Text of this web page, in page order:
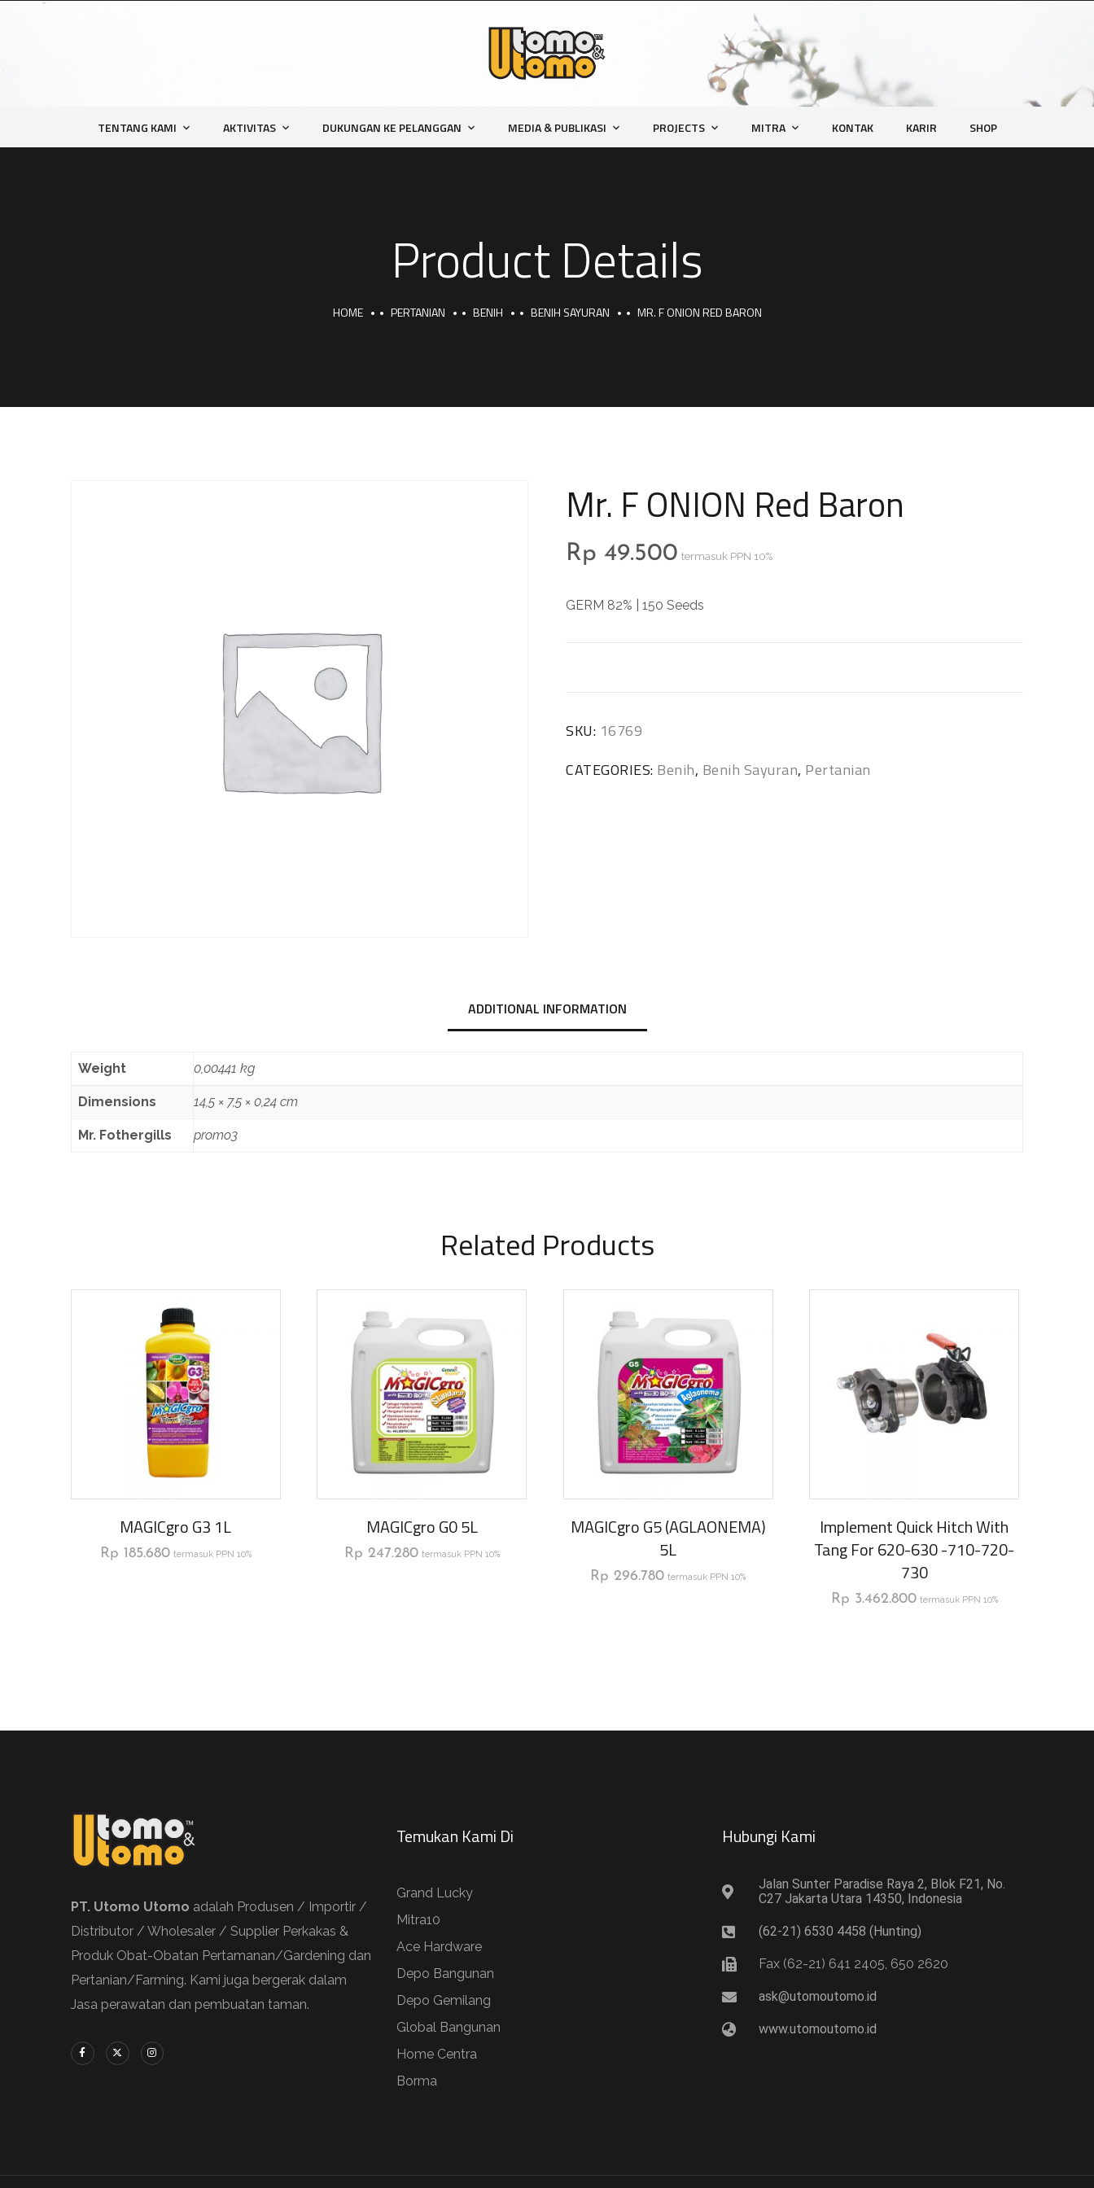
TENTANG KAMI AKTIVITAS DUKUNGAN KE PELANGGAN MEDIA & PUBLIKASI PROJECTS MITRA KONTAK KARIR SHOP
Product Details
HOME PERTANIAN BENIH BENIH SAYURAN MR. F ONION RED BARON
Mr. F ONION Red Baron
Rp 49.500 termasuk PPN 10%
GERM 82% | 150 Seeds
SKU: 16769
CATEGORIES: Benih, Benih Sayuran, Pertanian
ADDITIONAL INFORMATION
Weight 0,00441 kg
Dimensions 14,5 × 7,5 × 0,24 cm
Mr. Fothergills promo3
Related Products
MAGICgro G3 1L
Rp 185.680 termasuk PPN 10%
MAGICgro G0 5L
Rp 247.280 termasuk PPN 10%
MAGICgro G5 (AGLAONEMA)
5L
Rp 296.780 termasuk PPN 10%
Implement Quick Hitch With
Tang For 620-630 -710-720-
730
Rp 3.462.800 termasuk PPN 10%
PT. Utomo Utomo adalah Produsen / Importir /
Distributor / Wholesaler / Supplier Perkakas &
Produk Obat-Obatan Pertamanan/Gardening dan
Pertanian/Farming. Kami juga bergerak dalam
Jasa perawatan dan pembuatan taman.
Temukan Kami Di
Grand Lucky
Mitra10
Ace Hardware
Depo Bangunan
Depo Gemilang
Global Bangunan
Home Centra
Borma
Hubungi Kami​
Jalan Sunter Paradise Raya 2, Blok F21, No.
C27 Jakarta Utara 14350, Indonesia
(62-21) 6530 4458 (Hunting)
Fax (62-21) 641 2405, 650 2620
ask@utomoutomo.id
www.utomoutomo.id